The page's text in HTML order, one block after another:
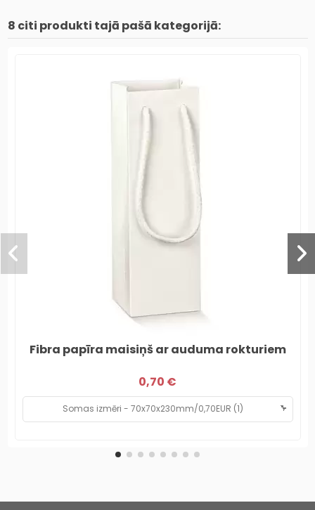
8 citi produkti tajā pašā kategorijā:
Fibra papīra maisiņš ar auduma rokturiem
0,70 €